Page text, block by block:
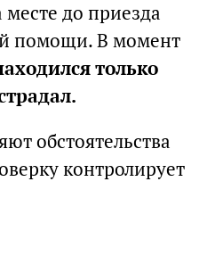
месте до приезда
помощи. В момент
только
обстоятельства
контролирует